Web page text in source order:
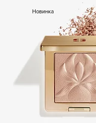
Новинка